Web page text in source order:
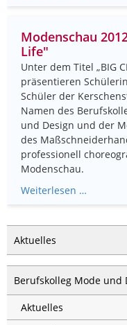
Modenschau
Life"
Unter dem Titel „BIG
präsentieren
Schüler der
Namen des
und Design und der
des
professionell
Modenschau.
Weiterlesen …
Aktuelles
Berufskolleg Mode und
Aktuelles